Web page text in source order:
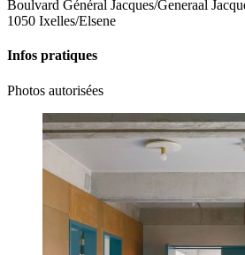
Boulvard Général Jacques/Generaal
1050 Ixelles/Elsene
Infos pratiques
Photos autorisées